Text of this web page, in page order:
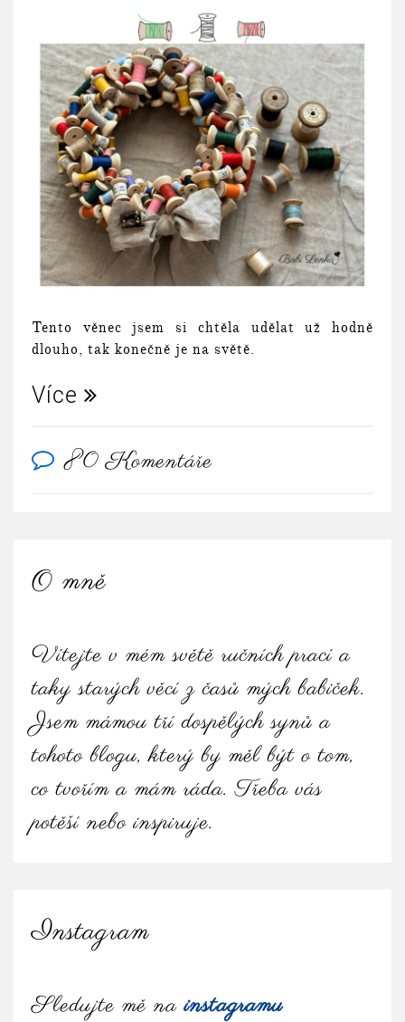
Tento věnec jsem si chtěla udělat už hodně
dlouho, tak konečně je na světě.
Více
80 Komentáře
O mně
Vítejte v mém světě ručních prací a
taky starých věcí z časů mých babiček.
Jsem mámou tří dospělých synů a
tohoto blogu, který by měl být o tom,
co tvořím a mám ráda. Třeba vás
potěší nebo inspiruje.
Instagram
Sledujte mě nainstagramu